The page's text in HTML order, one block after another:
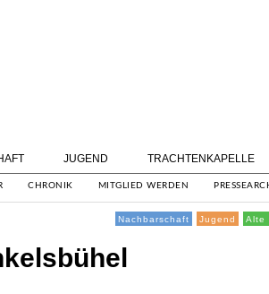
JUGEND TRACHTENKAPELLE
CHRONIK MITGLIED WERDEN
Alte
Jugend
Nachbarschaft